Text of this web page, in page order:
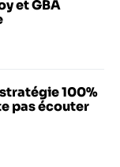
et GBA
100%
pas écouter